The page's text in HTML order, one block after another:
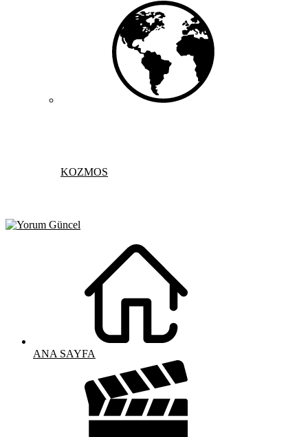
KOZMOS
ANA SAYFA